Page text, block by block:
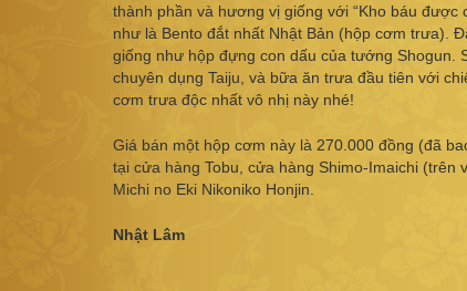
thành phần và hương vị giống với “Kho báu
như là Bento đắt nhất Nhật Bản (hộp cơm trưa).
giống như hộp đựng con dấu của tướng Shogun.
chuyên dụng Taiju, và bữa ăn trưa đầu tiên với
cơm trưa độc nhất vô nhị này nhé!
Giá bán một hộp cơm này là 270.000 đồng (đã
tại cửa hàng Tobu, cửa hàng Shimo-Imaichi (trên
Michi no Eki Nikoniko Honjin.
Nhật Lâm